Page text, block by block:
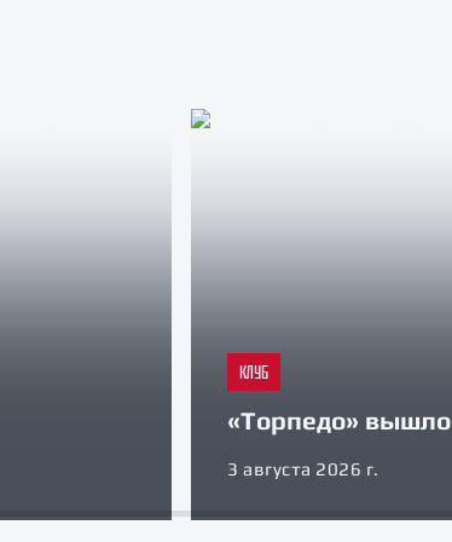
КЛУБ
«Торпедо» вышло
3 августа 2026 г.